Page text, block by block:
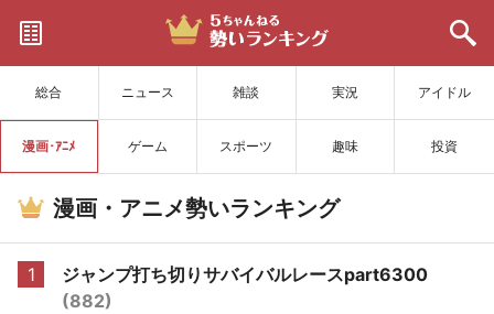
総合 ニュース 雑談 実況 アイドル
漫画･ｱﾆﾒ ゲーム スポーツ 趣味 投資
サイトを更新
漫画・アニメ勢いランキング
1
ジャンプ打ち切りサバイバルレースpart6300
(882)